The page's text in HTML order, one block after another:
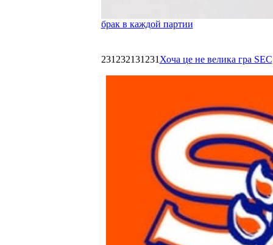
брак в каждой партии
231232131231 Хоча це не велика гра